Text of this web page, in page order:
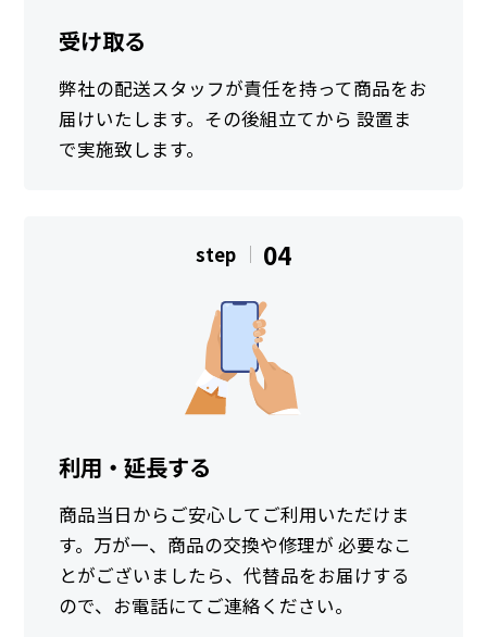
受け取る
弊社の配送スタッフが責任を持って商品をお
届けいたします。その後組立てから 設置ま
で実施致します。
step 04
利用・延長する
商品当日からご安心してご利用いただけま
す。万が一、商品の交換や修理が 必要なこ
とがございましたら、代替品をお届けする
ので、お電話にてご連絡ください。